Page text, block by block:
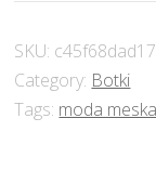
SKU:
Category: Botki
Tags: moda meska